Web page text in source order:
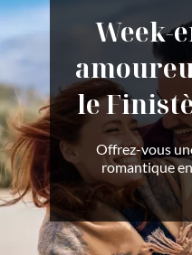
Week-
le
Offrez-vous
romantique